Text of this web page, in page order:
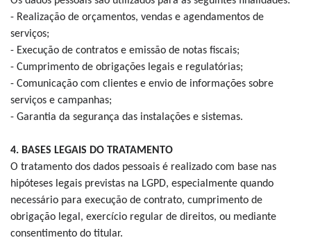
- Realização de orçamentos, vendas e agendamentos de
serviços;
- Execução de contratos e emissão de notas fiscais;
- Cumprimento de obrigações legais e regulatórias;
- Comunicação com clientes e envio de informações sobre
serviços e campanhas;
- Garantia da segurança das instalações e sistemas.
4. BASES LEGAIS DO TRATAMENTO
O tratamento dos dados pessoais é realizado com base nas
hipóteses legais previstas na LGPD, especialmente quando
necessário para execução de contrato, cumprimento de
obrigação legal, exercício regular de direitos, ou mediante
consentimento do titular.